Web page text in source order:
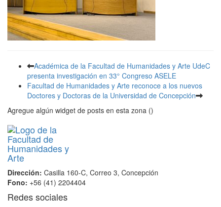
Académica de la Facultad de Humanidades y Arte UdeC
presenta investigación en 33° Congreso ASELE
Facultad de Humanidades y Arte reconoce a los nuevos
Doctores y Doctoras de la Universidad de Concepción
Agregue algún widget de posts en esta zona ()
Dirección: Casilla 160-C, Correo 3, Concepción
Fono: +56 (41) 2204404
Redes sociales